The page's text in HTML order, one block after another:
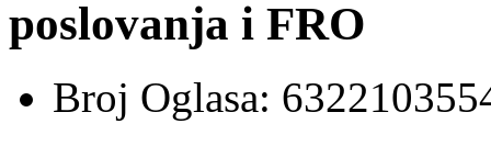
poslovanja i FRO
Broj Oglasa: